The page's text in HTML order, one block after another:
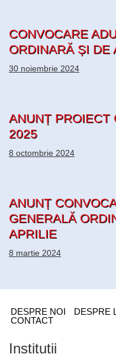
CONVOCARE
ORDINARĂ ȘI DE
30 noiembrie 2024
ANUNȚ PROIECT
2025
8 octombrie 2024
ANUNȚ
GENERALĂ
APRILIE
8 martie 2024
DESPRE NOI DESPRE
CONTACT
Institutii